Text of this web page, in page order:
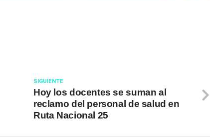
SIGUIENTE
Hoy los docentes se suman al
reclamo del personal de salud en
Ruta Nacional 25